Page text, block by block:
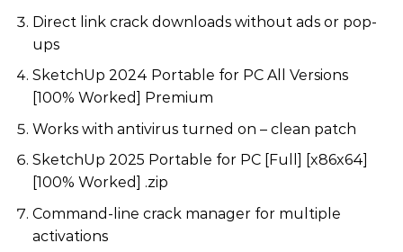
Direct link crack downloads without ads or pop-
ups
SketchUp 2024 Portable for PC All Versions
[100% Worked] Premium
Works with antivirus turned on – clean patch
SketchUp 2025 Portable for PC [Full] [x86x64]
[100% Worked] .zip
Command-line crack manager for multiple
activations